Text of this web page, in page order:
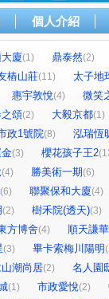
個人介紹
廈(1) 鼎泰然(2)
樁山莊(11)
太子地
惠宇敦悅(4)
微笑
頌(2) 大毅京都(1)
政1號院(8)
泓瑞恆
(3) 櫻花孩子王2
(4) 勝美術一期(6)
(6) 聯聚保和大廈(4)
(2) 樹禾院(透天)(3)
方博舍(4)
順天謙華
(3) 畢卡索梅川陽明
潮尚居(2)
名人園
(1) 市政愛悅(2)